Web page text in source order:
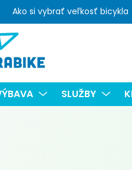
Ako si vybrať veľkosť bicykla
SLUŽBY